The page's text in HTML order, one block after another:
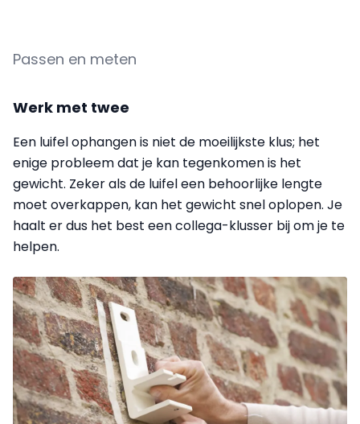
Passen en meten
Werk met twee
Een luifel ophangen is niet de moeilijkste klus; het
enige probleem dat je kan tegenkomen is het
gewicht. Zeker als de luifel een behoorlijke lengte
moet overkappen, kan het gewicht snel oplopen. Je
haalt er dus het best een collega-klusser bij om je te
helpen.